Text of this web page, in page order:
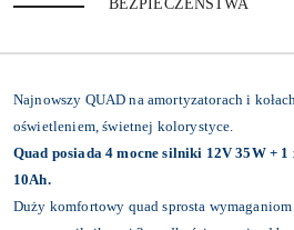
BEZPIECZEŃSTWA
Najnowszy QUAD na amortyzatorach i
oświetleniem, świetnej kolorystyce.
Quad posiada 4 mocne silniki 12V 35W +
10Ah.
Duży komfortowy quad sprosta